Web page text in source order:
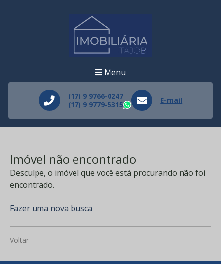
Menu
(17) 9 9766-0247
(17) 9 9779-5315
WhatsApp
E-mail
Imóvel não encontrado
Desculpe, o imóvel que você está procurando não foi
encontrado.
Fazer uma nova busca
Voltar